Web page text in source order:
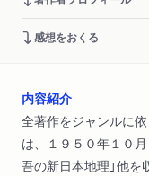
感想をおくる
内容紹介
全著作をジャンルに
は、１９５０年１０
吾の新日本地理」他を